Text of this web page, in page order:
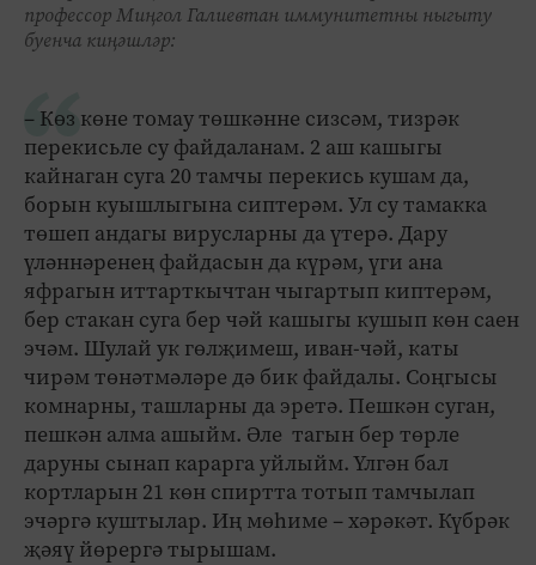
профессор Миңгол Галиевтан иммунитетны ныгыту
буенча киңәшләр:
– Көз көне томау төшкәнне сизсәм, тизрәк
перекисьле су файдаланам. 2 аш кашыгы
кайнаган суга 20 тамчы перекись кушам да,
борын куышлыгына сиптерәм. Ул су тамакка
төшеп андагы вирусларны да үтерә. Дару
үләннәренең файдасын да күрәм, үги ана
яфрагын иттарткычтан чыгартып киптерәм,
бер стакан суга бер чәй кашыгы кушып көн саен
эчәм. Шулай ук гөлҗимеш, иван-чәй, каты
чирәм төнәтмәләре дә бик файдалы. Соңгысы
комнарны, ташларны да эретә. Пешкән суган,
пешкән алма ашыйм. Әле тагын бер төрле
даруны сынап карарга уйлыйм. Үлгән бал
кортларын 21 көн спиртта тотып тамчылап
эчәргә куштылар. Иң мөһиме – хәрәкәт. Күбрәк
җәяү йөрергә тырышам.